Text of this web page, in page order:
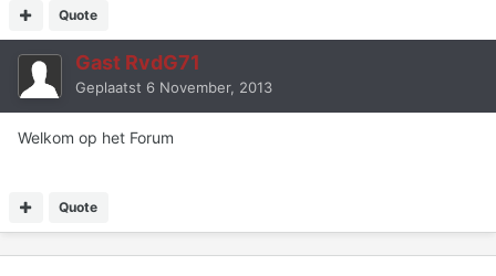
Quote
Gast RvdG71
Geplaatst 6 November, 2013
Welkom op het Forum
Quote